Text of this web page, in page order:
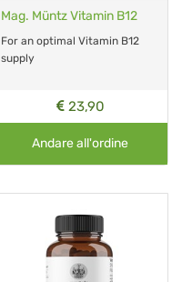
Mag. Müntz Vitamin B12
For an optimal Vitamin B12
supply
23,90
Andare all'ordine